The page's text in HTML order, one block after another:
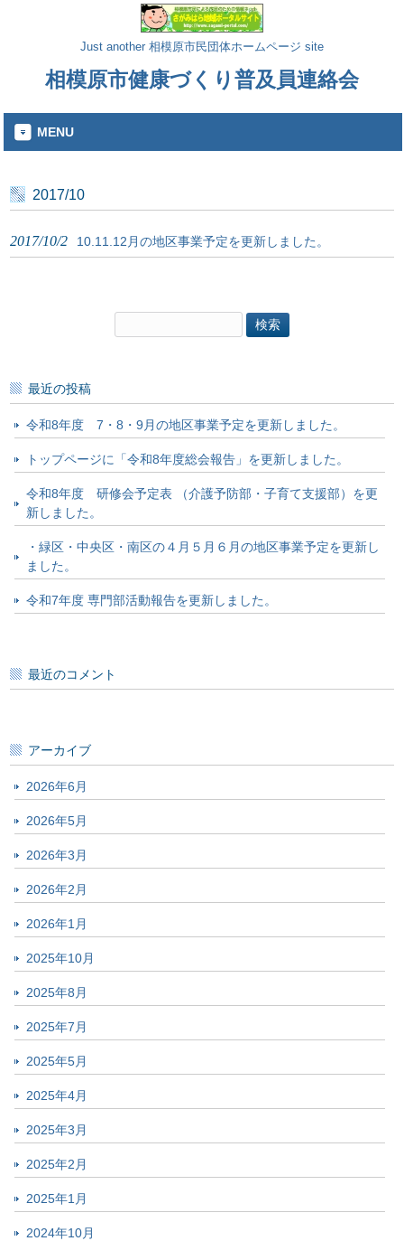
Just another 相模原市民団体ホームページ site
相模原市健康づくり普及員連絡会
MENU
2017/10
2017/10/2 10.11.12月の地区事業予定を更新しました。
索:
最近の投稿
令和8年度 7・8・9月の地区事業予定を更新しました。
トップページに「令和8年度総会報告」を更新しました。
令和8年度 研修会予定表 （介護予防部・子育て支援部）を更
新しました。
・緑区・中央区・南区の４月５月６月の地区事業予定を更新し
ました。
令和7年度 専門部活動報告を更新しました。
最近のコメント
アーカイブ
2026年6月
2026年5月
2026年3月
2026年2月
2026年1月
2025年10月
2025年8月
2025年7月
2025年5月
2025年4月
2025年3月
2025年2月
2025年1月
2024年10月